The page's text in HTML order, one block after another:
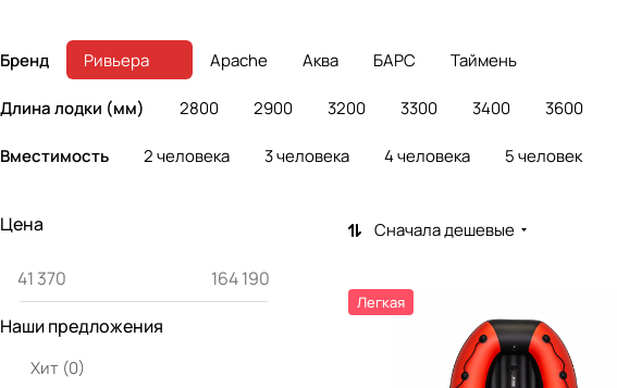
Бренд Apache Аква БАРС
Ривьера Таймень
Длина лодки (мм) 2800 2900 3200 3300 3400 3600
Вместимость 2 человека 3 человека 4 человека 5 человек
Сначала дешевые
Легкая
Цена
Наши предложения
Хит (0)